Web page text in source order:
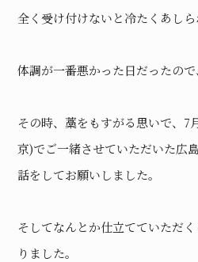
全く受け付けないと冷たくあしら
体調が一番悪かった日だったので
その時、藁をもすがる思いで、7
京)でご一緒させていただいた広
話をしてお願いしました。
そしてなんとか仕立てていただ
りました。